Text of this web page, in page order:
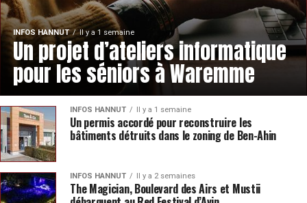
INFOS HANNUT Il y a 1 semaine
Un projet d’ateliers informatique
pour les séniors à Waremme
INFOS HANNUT Il y a 1 semaine
Un permis accordé pour reconstruire les
bâtiments détruits dans le zoning de Ben-Ahin
INFOS HANNUT Il y a 2 semaines
The Magician, Boulevard des Airs et Mustii